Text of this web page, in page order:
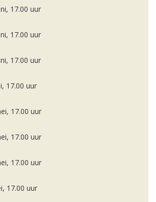
17.00 uur
17.00 uur
17.00 uur
17.00 uur
17.00 uur
17.00 uur
17.00 uur
17.00 uur